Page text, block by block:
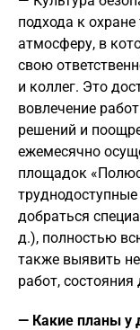
подхода к
атмосферу, в
свою
и коллег. Это
вовлечение
решений и
ежемесячно
площадок
добраться
д.), полностью
также выявить
работ, состояния
— Какие планы у